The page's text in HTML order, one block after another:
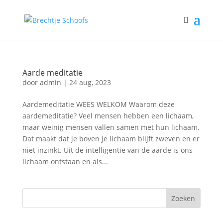
Aarde meditatie
door admin | 24 aug, 2023
Aardemeditatie WEES WELKOM Waarom deze
aardemeditatie? Veel mensen hebben een lichaam,
maar weinig mensen vallen samen met hun lichaam.
Dat maakt dat je boven je lichaam blijft zweven en er
niet inzinkt. Uit de intelligentie van de aarde is ons
lichaam ontstaan en als...
Zoeken